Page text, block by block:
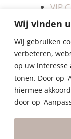
Wij vinden
Wij gebruiken
verbeteren,
op uw interesse
tonen. Door op
hiermee
door op
VIP